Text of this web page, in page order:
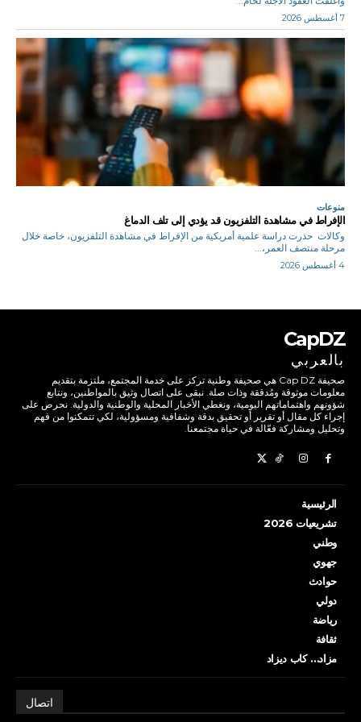
7 أغسطس 2026
منوعات
الإفراط في مشاهدة التلفزيون قد يؤدي إلى تلف الدماغ
وكالات حذرت دراسة علمية أمريكية من الإفراط في مشاهدة التلفزيون، خاصة خلال
مرحلة منتصف العمر،...
4 أغسطس 2026
CapDZ
بالعربي
صحيفة Cap DZ هي صحيفة وطنية تركز على خدمة المجتمع، ملتزمة بتقديم
معلومات موثوقة ومُدققة وذات صلة. نبقى على اتصال وثيق بالمواطنين، ونتابع
شؤونهم واهتماماتهم اليومية، ونغطي الأخبار المحلية والوطنية والدولية. نحرص على
إجراء كل مقال أو تقرير أو تحقيق بدقة وشفافية ومسؤولية، لكي تتمكنوا من فهم
وتحليل ومشاركة فعّالة في حياة مجتمعنا.
الرئيسية
تشريعيات 2026
وطني
جهوي
حوادث
دولي
رياضة
ثقافة
مزاد… كاب ديزاد
اتصال